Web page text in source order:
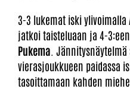
3-3 lukemat iski
jatkoi taisteluaan ja 4-
Pukema .
vierasjoukkueen paidassa
tasoittamaan kahden